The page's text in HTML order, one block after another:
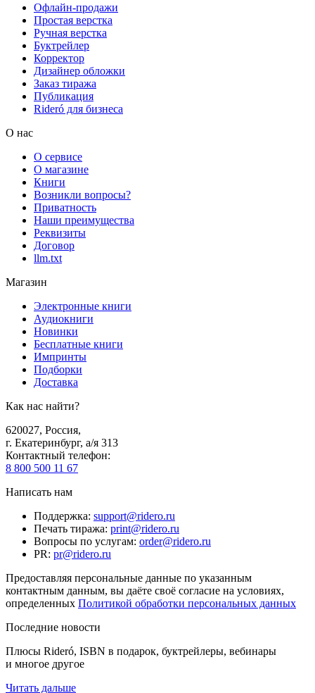
Офлайн-продажи
Простая верстка
Ручная верстка
Буктрейлер
Корректор
Дизайнер обложки
Заказ тиража
Публикация
Rideró для бизнеса
О нас
О сервисе
О магазине
Книги
Возникли вопросы?
Приватность
Наши преимущества
Реквизиты
Договор
llm.txt
Магазин
Электронные книги
Аудиокниги
Новинки
Бесплатные книги
Импринты
Подборки
Доставка
Как нас найти?
620027, Россия,
г. Екатеринбург, а/я 313
Контактный телефон:
8 800 500 11 67
Написать нам
Поддержка: support@ridero.ru
Печать тиража: print@ridero.ru
Вопросы по услугам: order@ridero.ru
PR: pr@ridero.ru
Предоставляя персональные данные по указанным
контактным данным, вы даёте своё согласие на условиях,
определенных Политикой обработки персональных данных
Последние новости
Плюсы Rideró, ISBN в подарок, буктрейлеры, вебинары
и многое другое
Читать дальше